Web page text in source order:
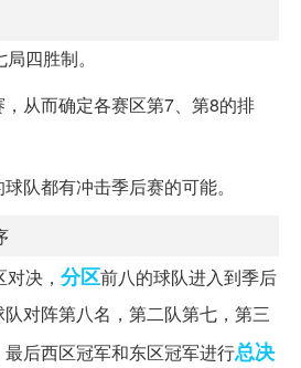
四胜制。
从而确定各赛区第7、第8的排
队都有冲击季后赛的可能。
决， 分区前八的球队进入到季后
对阵第八名，第二队第七，第三
后西区冠军和东区冠军进行总决